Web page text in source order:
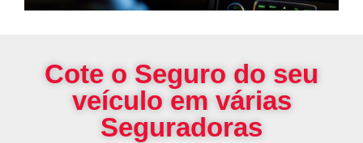
Cote o Seguro do seu
veículo em várias
Seguradoras